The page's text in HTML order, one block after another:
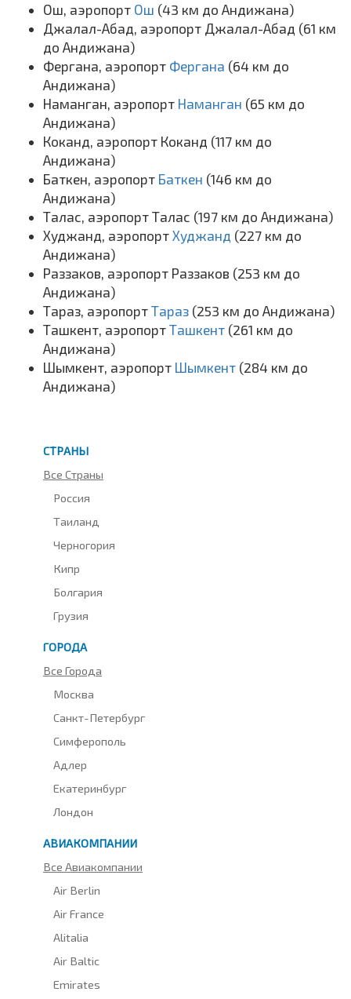
Ош, аэропорт Ош (43 км до Андижана)
Джалал-Абад, аэропорт Джалал-Абад (61 км
до Андижана)
Фергана, аэропорт Фергана (64 км до
Андижана)
Наманган, аэропорт Наманган (65 км до
Андижана)
Коканд, аэропорт Коканд (117 км до
Андижана)
Баткен, аэропорт Баткен (146 км до
Андижана)
Талас, аэропорт Талас (197 км до Андижана)
Худжанд, аэропорт Худжанд (227 км до
Андижана)
Раззаков, аэропорт Раззаков (253 км до
Андижана)
Тараз, аэропорт Тараз (253 км до Андижана)
Ташкент, аэропорт Ташкент (261 км до
Андижана)
Шымкент, аэропорт Шымкент (284 км до
Андижана)
СТРАНЫ
Все Страны
Россия
Таиланд
Черногория
Кипр
Болгария
Грузия
ГОРОДА
Все Города
Москва
Санкт-Петербург
Симферополь
Адлер
Екатеринбург
Лондон
АВИАКОМПАНИИ
Все Авиакомпании
Air Berlin
Air France
Alitalia
Air Baltic
Emirates